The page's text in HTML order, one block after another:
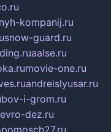
kompanij.ru
snow-guard.ru
aalse.ru
movie-one.ru
andreislyusar.ru
i-grom.ru
evro-dez.ru